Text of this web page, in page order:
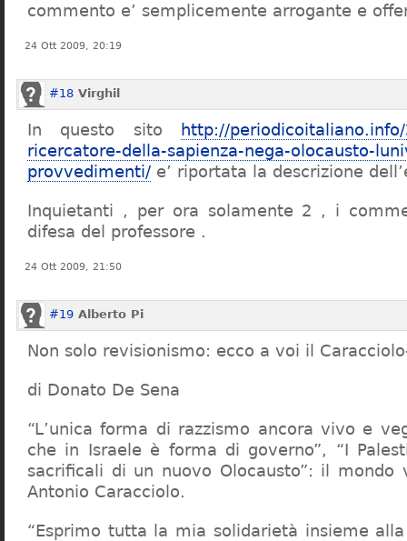
commento e’ semplicemente arrogante e
24 Ott 2009, 20:19
#18 Virghil
In questo sito
http://
ricercatore-della-sapienza-nega-olocausto-
provvedimenti/ e’ riportata la descrizione
Inquietanti , per ora solamente 2 , i
difesa del professore .
24 Ott 2009, 21:50
#19 Alberto Pi
Non solo revisionismo: ecco a voi il
di Donato De Sena
“L’unica forma di razzismo ancora vivo e
che in Israele è forma di governo”, “I
sacrificali di un nuovo Olocausto”: il mondo
Antonio Caracciolo.
“Esprimo tutta la mia solidarietà insieme